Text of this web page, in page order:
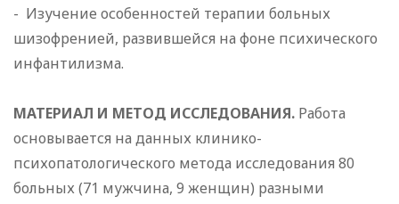
- Изучение особенностей терапии больных
шизофренией, развившейся на фоне психического
инфантилизма.
МАТЕРИАЛ И МЕТОД ИССЛЕДОВАНИЯ. Работа
основывается на данных клинико-
психопатологического метода исследования 80
больных (71 мужчина, 9 женщин) разными